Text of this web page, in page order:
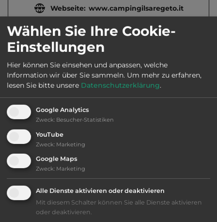
Webseite: www.campingilsaregeto.it
Öffnungszeiten:
Telefon: 0039 3401128888
Ausstattung:
bis 30,- Euro
Lage: schön
Geräuschkulisse: überwiegend ruhig
sandiger Grund
Wählen Sie Ihre Cookie-
Einstellungen
Hier können Sie einsehen und anpassen, welche
Information wir über Sie sammeln. Um mehr zu erfahren,
lesen Sie bitte unsere Datenschutzerklärung.
Google Analytics
Zweck: Besucher-Statistiken
YouTube
Zweck: Marketing
Google Maps
Zweck: Marketing
Alle Dienste aktivieren oder deaktivieren
Mit diesem Schalter können Sie alle Dienste aktivieren
oder deaktivieren.